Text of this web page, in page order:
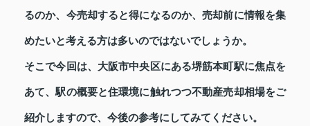
るのか、今売却すると得になるのか、売却前に情報を集
めたいと考える方は多いのではないでしょうか。
そこで今回は、大阪市中央区にある堺筋本町駅に焦点を
あて、駅の概要と住環境に触れつつ不動産売却相場をご
紹介しますので、今後の参考にしてみてください。